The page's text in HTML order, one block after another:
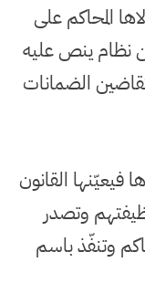
المحاكم على
نظام ينص عليه
الضمانات
القانون
وتصدر
وتنفّذ باسم